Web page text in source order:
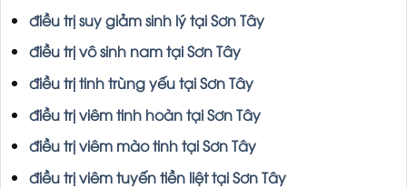
điều trị suy giảm sinh lý tại Sơn Tây
điều trị vô sinh nam tại Sơn Tây
điều trị tinh trùng yếu tại Sơn Tây
điều trị viêm tinh hoàn tại Sơn Tây
điều trị viêm mào tinh tại Sơn Tây
điều trị viêm tuyến tiền liệt tại Sơn Tây